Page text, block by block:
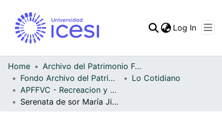
Statistics
Log In
Home
Archivo del Patrimonio Fotográfico y Fílmico del Valle del Cauca
Fondo Archivo del Patrimonio Fotográfico y Fílmico del Valle del Cauca
Lo Cotidiano
APFFVC - Recreacion y Paseo - Patrimonial
Serenata de sor María Jiménez, le acompañan Sor Gloria Pulgarín, Amparo Vázquez, Padre Manuel Góme y el Padre César